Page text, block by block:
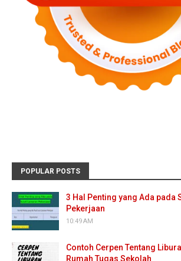
POPULAR POSTS
3 Hal Penting yang Ada pada
Pekerjaan
10:49 AM
Contoh Cerpen Tentang
Rumah Tugas Sekolah